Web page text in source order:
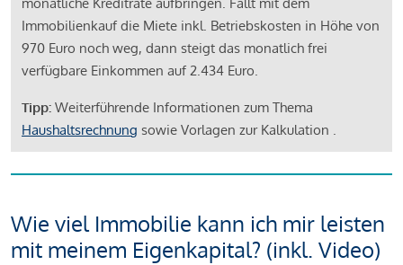
monatliche Kreditrate aufbringen. Fällt mit dem
Immobilienkauf die Miete inkl. Betriebskosten in Höhe von
970 Euro noch weg, dann steigt das monatlich frei
verfügbare Einkommen auf 2.434 Euro.
Tipp: Weiterführende Informationen zum Thema
Haushaltsrechnung sowie Vorlagen zur Kalkulation .
Wie viel Immobilie kann ich mir leisten
mit meinem Eigenkapital? (inkl. Video)